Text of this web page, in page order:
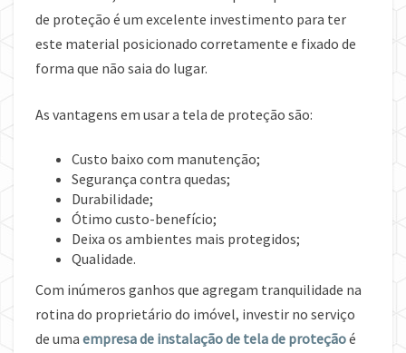
de proteção é um excelente investimento para ter
este material posicionado corretamente e fixado de
forma que não saia do lugar.
As vantagens em usar a tela de proteção são:
Custo baixo com manutenção;
Segurança contra quedas;
Durabilidade;
Ótimo custo-benefício;
Deixa os ambientes mais protegidos;
Qualidade.
Com inúmeros ganhos que agregam tranquilidade na
rotina do proprietário do imóvel, investir no serviço
de uma empresa de instalação de tela de proteçãoé